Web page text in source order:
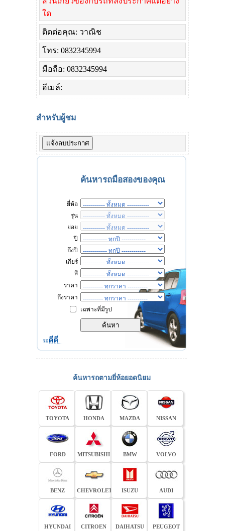
ใด
ติดต่อคุณ: วาณิช
โทร: 0832345994
มือถือ: 0832345994
อีเมล์:
สำหรับผู้ชม
ค้นหารถมือสองของคุณ
ยี่ห้อ
รุ่น
ย่อย
ปี
ถึงปี
เกียร์
สี
ราคา
ถึงราคา
เฉพาะที่มีรูป
ค้นหารถตามยี่ห้อยอดนิยม
TOYOTA HONDA MAZDA NISSAN
FORD MITSUBISHI BMW VOLVO
BENZ CHEVROLET ISUZU AUDI
HYUNDAI CITROEN DAIHATSU PEUGEOT